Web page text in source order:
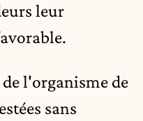
leur
de l'organisme de
sans